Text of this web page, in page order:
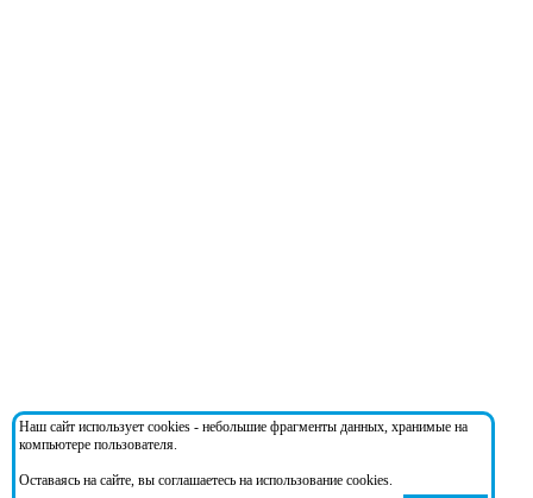
Наш сайт использует cookies - небольшие фрагменты данных, хранимые на
компьютере пользователя.
Оставаясь на сайте, вы соглашаетесь на использование cookies.